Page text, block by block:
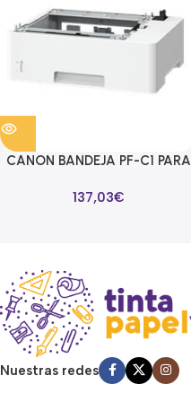
CANON BANDEJA PF-C1 PARA
CANON LBP312X
137,03€
Nuestras redes